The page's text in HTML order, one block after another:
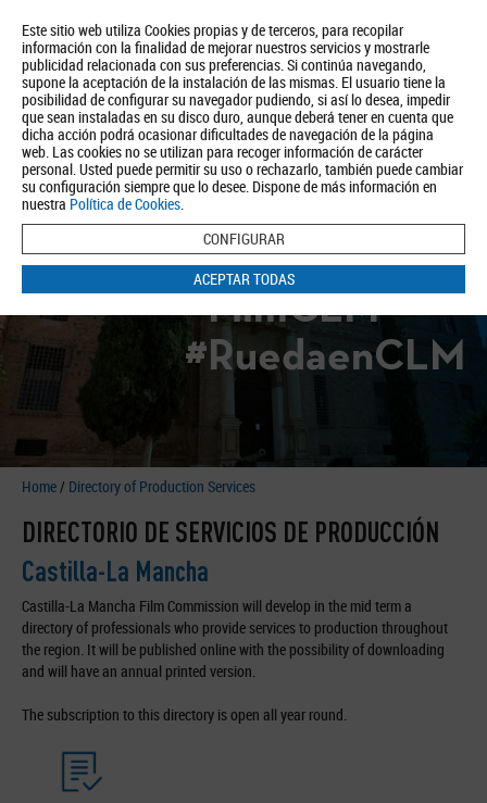
Este sitio web utiliza Cookies propias y de terceros, para recopilar
información con la finalidad de mejorar nuestros servicios y mostrarle
publicidad relacionada con sus preferencias. Si continúa navegando,
supone la aceptación de la instalación de las mismas. El usuario tiene la
posibilidad de configurar su navegador pudiendo, si así lo desea, impedir
que sean instaladas en su disco duro, aunque deberá tener en cuenta que
dicha acción podrá ocasionar dificultades de navegación de la página
web. Las cookies no se utilizan para recoger información de carácter
personal. Usted puede permitir su uso o rechazarlo, también puede cambiar
su configuración siempre que lo desee. Dispone de más información en
nuestra Política de Cookies.
CONFIGURAR
ACEPTAR TODAS
About us Tourism Política de Privacidad Aviso Legal Política de Cookies
BUSCAR
#FilmCLM
#RuedaenCLM
Home/ Directory of Production Services
DIRECTORIO DE SERVICIOS DE PRODUCCIÓN
Castilla-La Mancha
Castilla-La Mancha Film Commission will develop in the mid term a
directory of professionals who provide services to production throughout
the region. It will be published online with the possibility of downloading
and will have an annual printed version.
The subscription to this directory is open all year round.